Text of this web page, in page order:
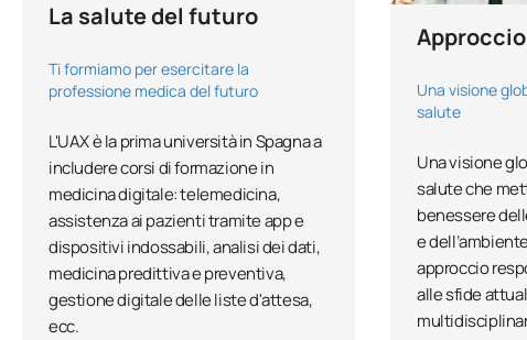
La salute del futuro
Ti formiamo per esercitare la
professione medica del futuro
L'UAX è la prima università in Spagna a
includere corsi di formazione in
medicina digitale: telemedicina,
assistenza ai pazienti tramite app e
dispositivi indossabili, analisi dei dati,
medicina predittiva e preventiva,
gestione digitale delle liste d'attesa,
ecc.
Una visione
salute
Una visione
salute che
benessere
e
approccio
alle sfide